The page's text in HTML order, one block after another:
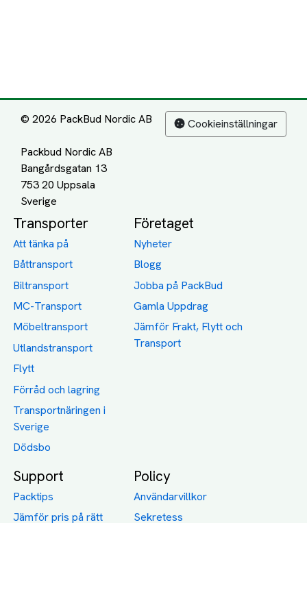
© 2026 PackBud Nordic AB
Packbud Nordic AB
Bangårdsgatan 13
753 20 Uppsala
Cookieinställningar
Transporter
Att tänka på
Båttransport
Biltransport
MC-Transport
Möbeltransport
Utlandstransport
Flytt
Förråd och lagring
Transportnäringen i
Sverige
Dödsbo
Företaget
Nyheter
Blogg
Jobba på PackBud
Gamla Uppdrag
Jämför Frakt, Flytt och
Transport
Support
Packtips
Jämför pris på rätt
Policy
Användarvillkor
Sekretess